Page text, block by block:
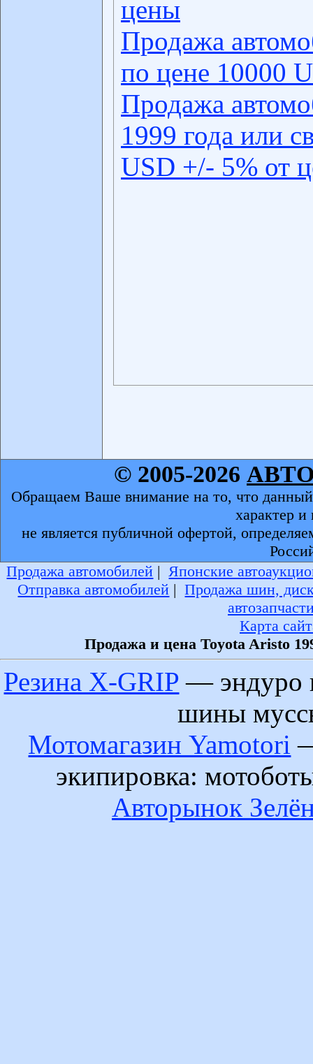
цены
Продажа
по цене 10000
Продажа
1999 года или
USD +/- 5% от
© 2005-2026
Обращаем Ваше внимание на то, что
характер
не является публичной офертой,
Продажа автомобилей | Японские
Отправка автомобилей |Продажа шин,
Карта
Продажа и цена Toyota Aristo
Резина X-GRIP — эндуро
шины
Мотомагазин Yamotori
экипировка:
Авторынок